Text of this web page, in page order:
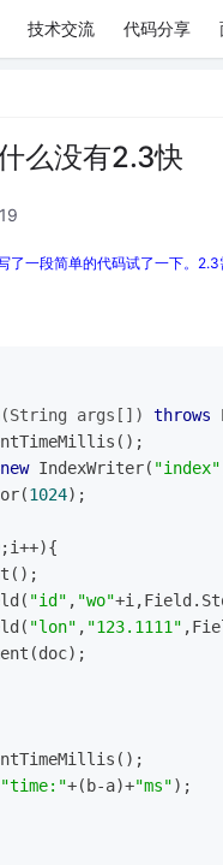
技术交流 代码分享
么没有2.3快
了一段简单的代码试了一下。
(String args[]) throws
new IndexWriter( "index"
1024);
;i++){
"id" , "wo"
"lon" , "123.1111"
"time:"+(b-a)+"ms");